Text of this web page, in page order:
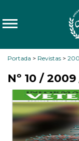
Portada > Revistas >
Nº 10 /